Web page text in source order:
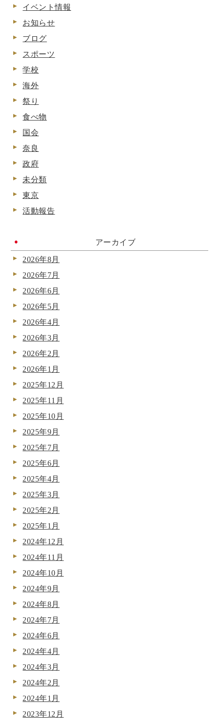
イベント情報
お知らせ
ブログ
スポーツ
学校
海外
祭り
食べ物
国会
奈良
政府
未分類
東京
活動報告
アーカイブ
2026年8月
2026年7月
2026年6月
2026年5月
2026年4月
2026年3月
2026年2月
2026年1月
2025年12月
2025年11月
2025年10月
2025年9月
2025年7月
2025年6月
2025年4月
2025年3月
2025年2月
2025年1月
2024年12月
2024年11月
2024年10月
2024年9月
2024年8月
2024年7月
2024年6月
2024年4月
2024年3月
2024年2月
2024年1月
2023年12月